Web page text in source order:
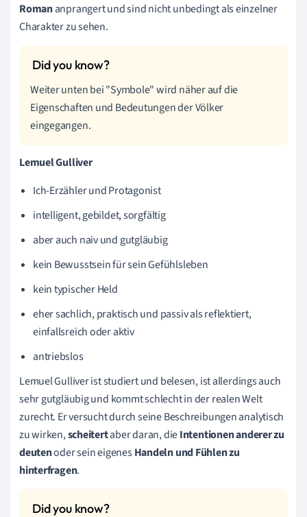
Romananprangert und sind nicht unbedingt als einzelner
Charakter zu sehen.
Weiter unten bei "Symbole" wird näher auf die
Eigenschaften und Bedeutungen der Völker
eingegangen.
Lemuel Gulliver
Ich-Erzähler und Protagonist
intelligent, gebildet, sorgfältig
aber auch naiv und gutgläubig
kein Bewusstsein für sein Gefühlsleben
kein typischer Held
eher sachlich, praktisch und passiv als reflektiert,
einfallsreich oder aktiv
antriebslos
Lemuel Gulliver ist studiert und belesen, ist allerdings auch
sehr gutgläubig und kommt schlecht in der realen Welt
zurecht. Er versucht durch seine Beschreibungen analytisch
zu wirken,scheitertaber daran, dieIntentionen anderer zu
deutenoder sein eigenesHandeln und Fühlen zu
hinterfragen.